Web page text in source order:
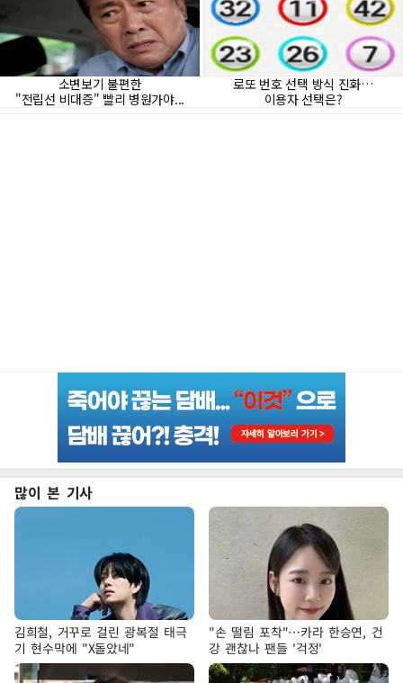
많이 본 기사
김희철, 거꾸로 걸린 광복절 태극
기 현수막에 "X돌았네"
"손 떨림 포착"…카라 한승연, 건
강 괜찮나 팬들 '걱정'